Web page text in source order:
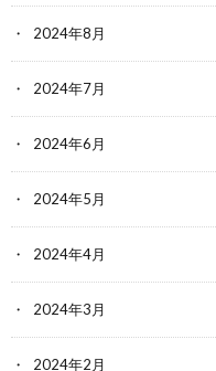
2024年8月
2024年7月
2024年6月
2024年5月
2024年4月
2024年3月
2024年2月